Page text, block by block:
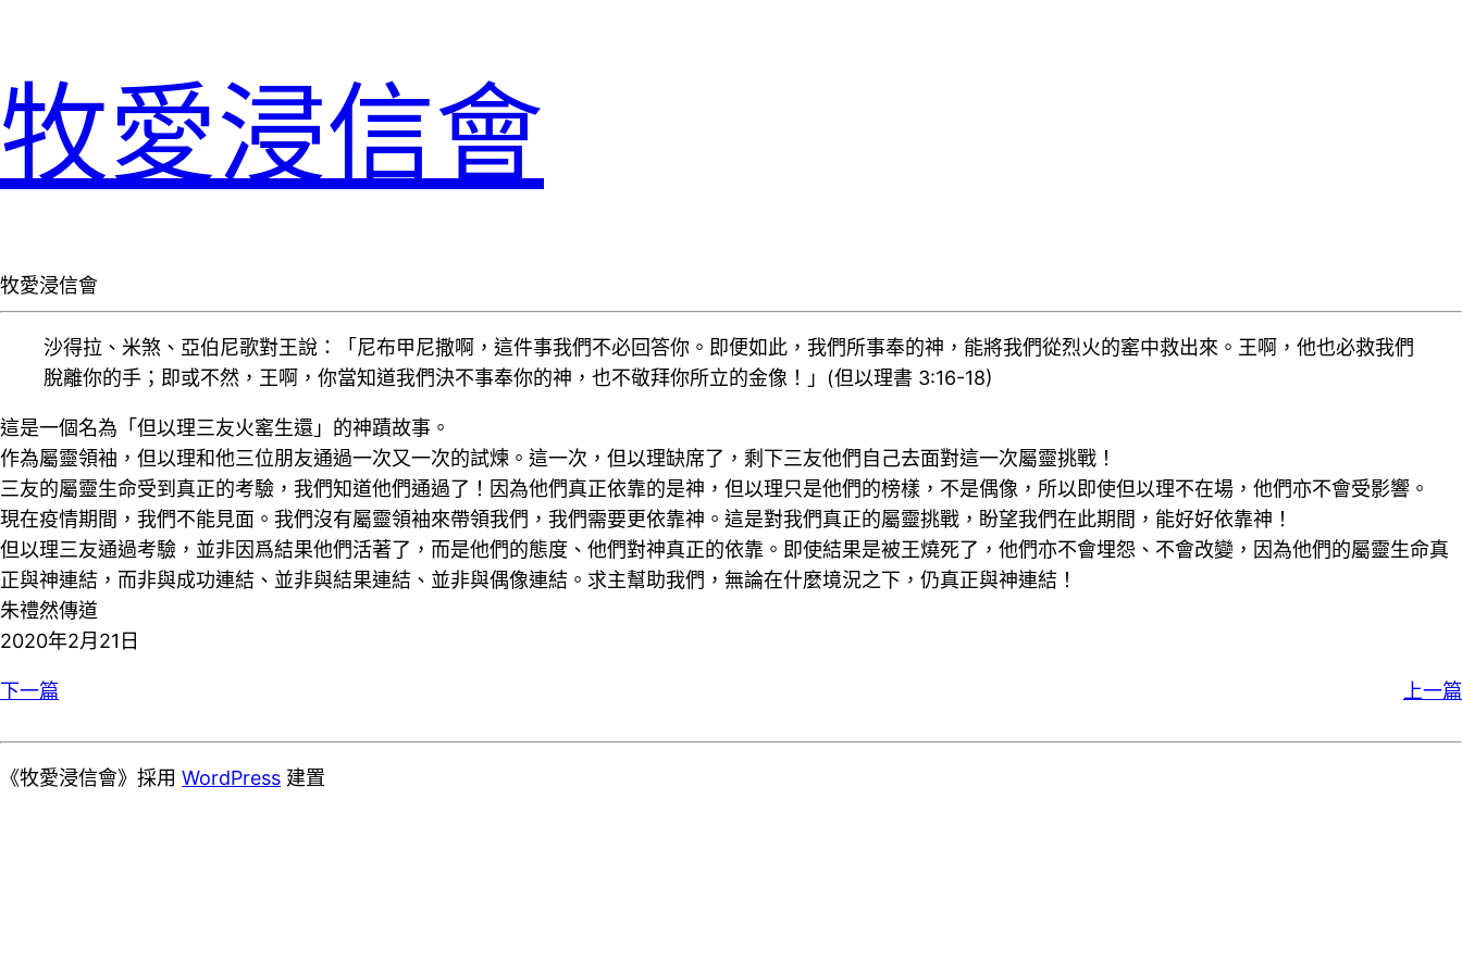
牧愛浸信會
牧愛浸信會
沙得拉、米煞、亞伯尼歌對王說：「尼布甲尼撒啊，這件事我們不必回答你。即便如此，我們所事奉的神，能將我們從烈火的窰中救出來。王啊，他也必救我們
脫離你的手；即或不然，王啊，你當知道我們決不事奉你的神，也不敬拜你所立的金像！」(但以理書 3:16-18)
這是一個名為「但以理三友火窰生還」的神蹟故事。
作為屬靈領袖，但以理和他三位朋友通過一次又一次的試煉。這一次，但以理缺席了，剩下三友他們自己去面對這一次屬靈挑戰！
三友的屬靈生命受到真正的考驗，我們知道他們通過了！因為他們真正依靠的是神，但以理只是他們的榜樣，不是偶像，所以即使但以理不在場，他們亦不會受影響。
現在疫情期間，我們不能見面。我們沒有屬靈領袖來帶領我們，我們需要更依靠神。這是對我們真正的屬靈挑戰，盼望我們在此期間，能好好依靠神！
但以理三友通過考驗，並非因爲結果他們活著了，而是他們的態度、他們對神真正的依靠。即使結果是被王燒死了，他們亦不會埋怨、不會改變，因為他們的屬靈生命真
正與神連結，而非與成功連結、並非與結果連結、並非與偶像連結。求主幫助我們，無論在什麼境況之下，仍真正與神連結！
朱禮然傳道
2020年2月21日
下一篇 上一篇
《牧愛浸信會》採用 WordPress 建置